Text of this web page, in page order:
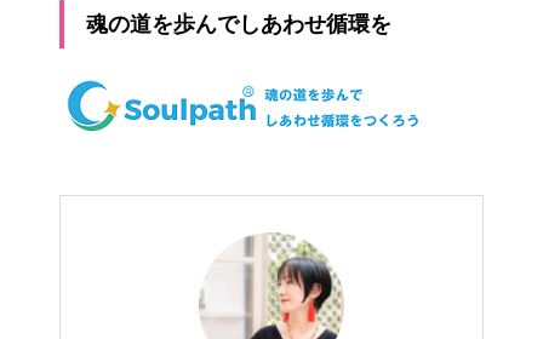
魂の道を歩んでしあわせ循環を